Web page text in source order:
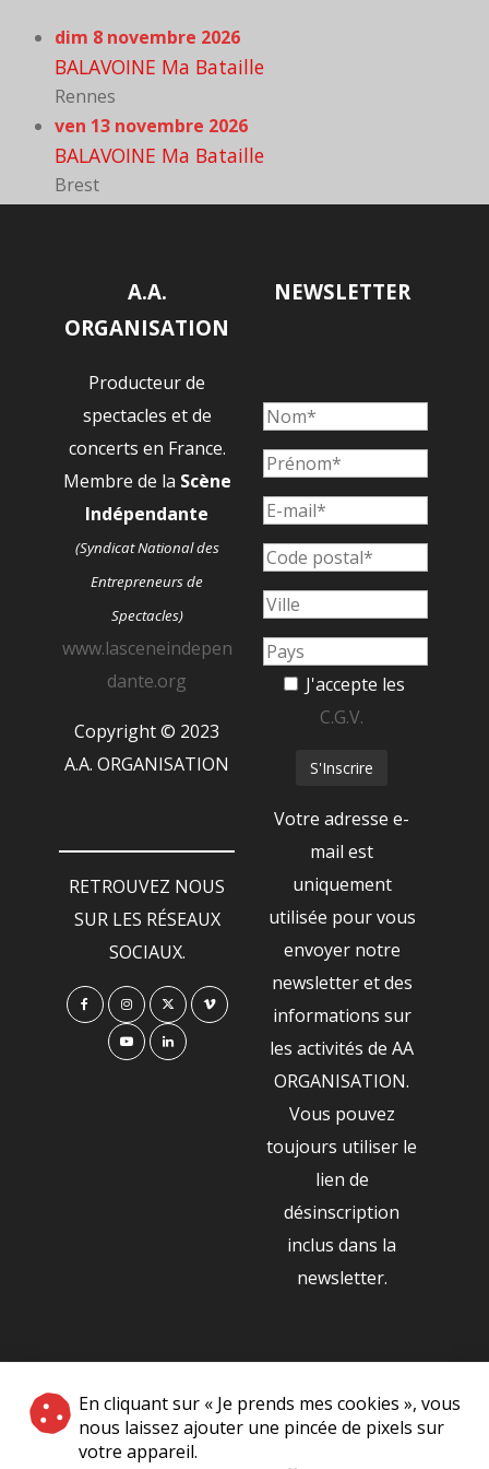
En cliquant sur « Je prends mes cookies », vous
nous laissez ajouter une pincée de pixels sur
votre appareil.
dim 8 novembre 2026
BALAVOINE Ma Bataille
Rennes
ven 13 novembre 2026
BALAVOINE Ma Bataille
Brest
A.A.
ORGANISATION
Producteur de
spectacles et de
concerts en France.
Membre de la Scène
Indépendante
(Syndicat National des
Entrepreneurs de
Spectacles)
www.lasceneindepen
dante.org
Copyright © 2023
A.A. ORGANISATION
RETROUVEZ NOUS
SUR LES RÉSEAUX
SOCIAUX.
NEWSLETTER
J'accepte les
C.G.V.
Votre adresse e-
mail est
uniquement
utilisée pour vous
envoyer notre
newsletter et des
informations sur
les activités de AA
ORGANISATION.
Vous pouvez
toujours utiliser le
lien de
désinscription
inclus dans la
newsletter.
NOS PARTENAIRES
|